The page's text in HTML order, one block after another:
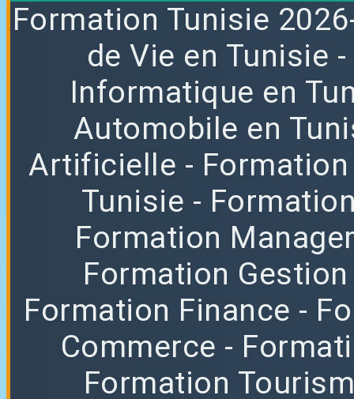
Formation Tunisie
de Vie en Tunisie -
Informatique en
Automobile en
Artificielle -
Tunisie -
Formation
Formation Gestion
Formation Finance -
Commerce -
Formation